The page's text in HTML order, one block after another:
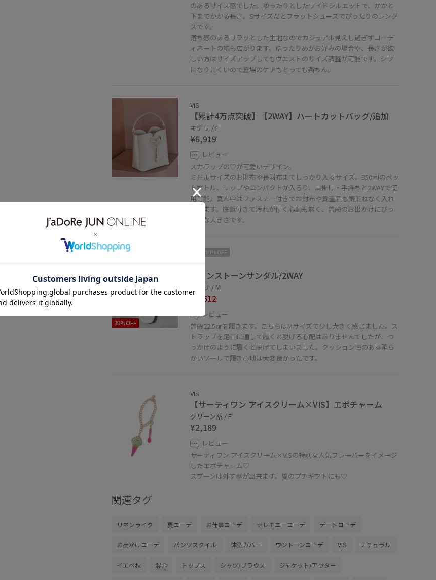
のあるサイズ感でした。ゆったりとしたワイドシルエットで、かかと
下までかかる長さ。Sサイズだとフラットシューズでぴったりのレング
スです。
落ち感のあるサラッとした生地なのでカジュアル見えし過ぎずコーデ
ィネートの幅も広がります。ゆったりめがお好みの場合や、長さが欲
しい方はサイズアップしてもウエストのサイズ調整が可能です。シワ
になりにくいので夏場のケアもとっても楽ちん。
VIS
【累計4万点突破】【2WAY】ハートカットバッグ/追加
キナリ / F
¥6,919
レビュー
スカラップの♡が可愛いデザイン。
ミドルサイズのお財布や長財布までしっかり入るサイズ。350mlのペッ
トボトル、リップやコンパクトが入るり、肩掛け・手持ちと2WAYで使
用可能。真ん中はファスナー付きでお財布や貴重品も気兼ねなく入れ
られます。底鋲付きで汚れが付く心配も無く、普段のお出かけにぴっ
たりな大きさです。
30%OFF
2BUY10%OFF
VIS
ラインストーンサンダル/2WAY
キナリ / M
¥4,612
レビュー
普段22.5㎝を履きます。こちらはMサイズで少し大きく感じました。ス
トラップを足首に通して履くと脱げる心配はありませんでしたが、つ
っかけのように履くと脱げてしまいました。クッション性のある柔ら
かいソールで履き心地は大変良かったです。
VIS
【サーティワン アイスクリーム×VIS】エポチャーム
グリーン系 / F
¥2,189
レビュー
サーティワン アイスクリーム×VISの特別な人気フレーバーをイメージ
したエポチャーム♡
スプーンは外す事が出来ます。夏のプチギフトにも♡
関連タグ
リネンライク 夏コーデ お仕事コーデ セレモニーコーデ デートコーデ
お出かけコーデ パンツスタイル 体型カバー ワントーンコーデ VIS ナチュラル
イエベ秋 混合 トップス シャツ/ブラウス ジャケット/アウター